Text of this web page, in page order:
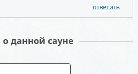
ответить
данной сауне